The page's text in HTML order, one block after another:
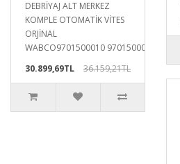
DEBRİYAJ ALT MERKEZ
KOMPLE OTOMATİK VİTES
ORJİNAL
WABCO9701500010 97015000..
30.899,69TL
36.159,21TL